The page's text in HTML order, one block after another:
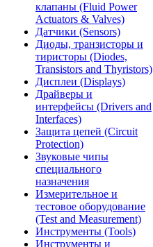
клапаны (Fluid Power
Actuators & Valves)
Датчики (Sensors)
Диоды, транзисторы и
тиристоры (Diodes,
Transistors and Thyristors)
Дисплеи (Displays)
Драйверы и
интерфейсы (Drivers and
Interfaces)
Защита цепей (Circuit
Protection)
Звуковые чипы
специального
назначения
Измерительное и
тестовое оборудование
(Test and Measurement)
Инструменты (Tools)
Инструменты и